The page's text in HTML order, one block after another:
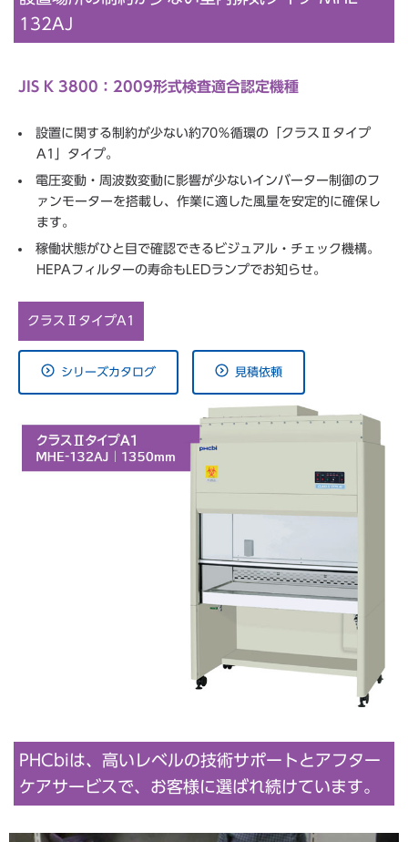
132AJ
JIS K 3800：2009形式検査適合認定機種
設置に関する制約が少ない約70％循環の「クラスⅡタイプ
A1」タイプ。
電圧変動・周波数変動に影響が少ないインバーター制御のフ
ァンモーターを搭載し、作業に適した風量を安定的に確保し
ます。
稼働状態がひと目で確認できるビジュアル・チェック機構。
HEPAフィルターの寿命もLEDランプでお知らせ。
クラスⅡタイプA1
シリーズカタログ 見積依頼
PHCbiは、高いレベルの技術サポートとアフター
ケアサービスで、お客様に選ばれ続けています。